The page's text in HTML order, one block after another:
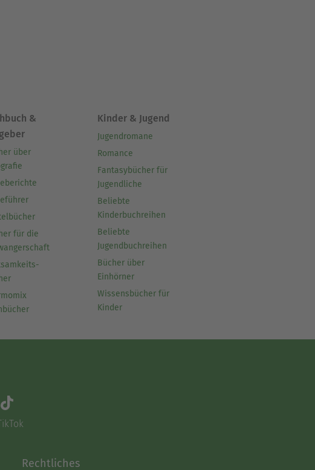
&
über
für die
Kinder & Jugend
Jugendromane
Romance
Fantasybücher für
Jugendliche
Beliebte
Kinderbuchreihen
Beliebte
Jugendbuchreihen
Bücher über
Einhörner
Wissensbücher für
Kinder
Rechtliches